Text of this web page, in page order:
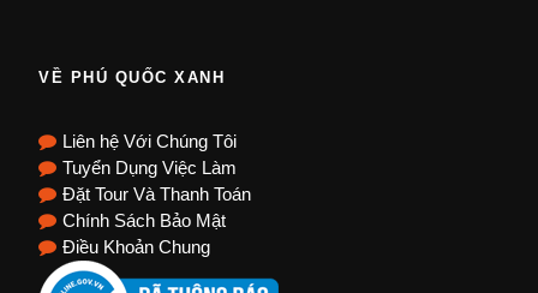
VỀ PHÚ QUỐC XANH
Liên hệ Với Chúng Tôi
Tuyển Dụng Việc Làm
Đặt Tour Và Thanh Toán
Chính Sách Bảo Mật
Điều Khoản Chung